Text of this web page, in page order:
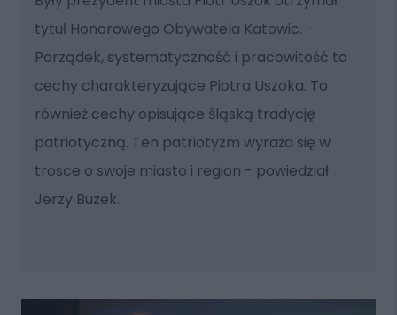
tytuł Honorowego Obywatela Katowic. -
Porządek, systematyczność i pracowitość to
cechy charakteryzujące Piotra Uszoka. To
również cechy opisujące śląską tradycję
patriotyczną. Ten patriotyzm wyraża się w
trosce o swoje miasto i region - powiedział
Jerzy Buzek.